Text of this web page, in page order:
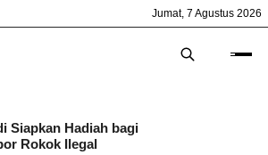
Jumat, 7 Agustus 2026
Siapkan Hadiah bagi
Rokok Ilegal